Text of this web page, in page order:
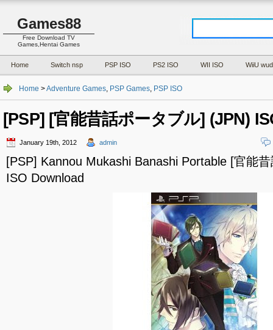
Games88
Free Download TV
Games,Hentai Games
Home Switch nsp PSP ISO PS2 ISO WII ISO WiiU wud
Home >Adventure Games, PSP Games, PSP ISO
[PSP] [官能昔話ポータブル] (JPN)
January 19th, 2012 admin
[PSP] Kannou Mukashi Banashi Portable [官能
ISO Download